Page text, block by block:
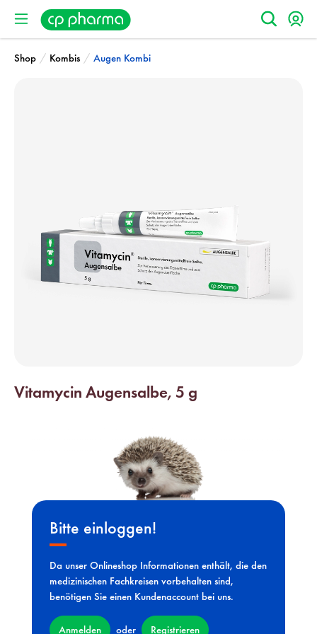
Shop / Kombis / Augen Kombi
Vitamycin Augensalbe, 5 g
Bitte einloggen!
Da unser Onlineshop Informationen enthält, die den
medizinischen Fachkreisen vorbehalten sind,
benötigen Sie einen Kundenaccount bei uns.
Anmelden oder Registrieren